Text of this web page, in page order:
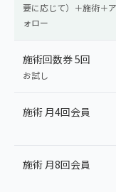
要に応じて）＋施術＋
ォロー
施術回数券 5回
お試し
施術 月4回会員
施術 月8回会員